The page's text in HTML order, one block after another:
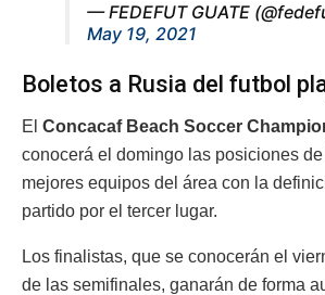
— FEDEFUT GUATE
May 19, 2021
Boletos a Rusia del futbol
El Concacaf Beach Soccer
conocerá el domingo las posiciones
mejores equipos del área con la
partido por el tercer lugar.
Los finalistas, que se conocerán el
de las semifinales, ganarán de forma